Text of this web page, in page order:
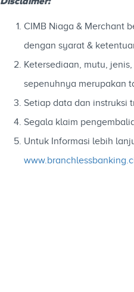
CIMB Niaga & Merchant
dengan syarat &
Ketersediaan, mutu,
sepenuhnya merupakan
Setiap data dan instruksi
Segala klaim
Untuk Informasi lebih